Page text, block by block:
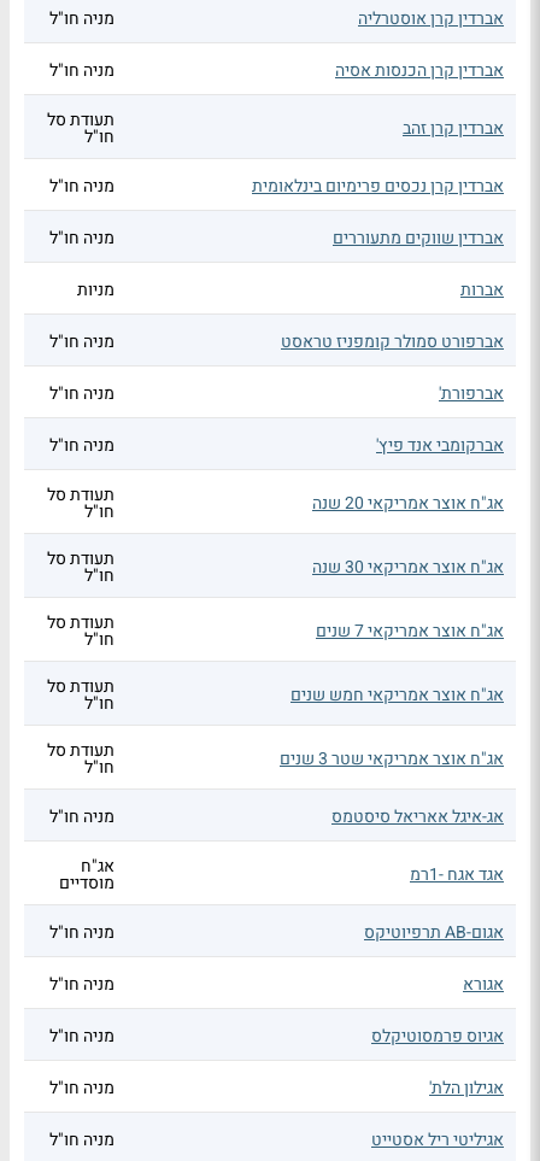
אברדין קרן אוסטרליה
מניה חו"ל
אברדין קרן הכנסות אסיה מניה חו"ל
אברדין קרן זהב תעודת סל
חו"ל
אברדין קרן נכסים פרימיום בינלאומית
מניה חו"ל
אברדין שווקים מתעוררים מניה חו"ל
אברות מניות
אברפורט סמולר קומפניז טראסט מניה חו"ל
אברפורת' מניה חו"ל
אברקומבי אנד פיץ' מניה חו"ל
אג"ח אוצר אמריקאי 20 שנה תעודת סל
חו"ל
אג"ח אוצר אמריקאי 30 שנה תעודת סל
חו"ל
אג"ח אוצר אמריקאי 7 שנים תעודת סל
חו"ל
אג"ח אוצר אמריקאי חמש שנים תעודת סל
חו"ל
אג"ח אוצר אמריקאי שטר 3 שנים תעודת סל
חו"ל
אג-איגל אאריאל סיסטמס
מניה חו"ל
אגד אגח -1רמ אג"ח
מוסדיים
אגום-AB תרפיוטיקס
מניה חו"ל
אגורא מניה חו"ל
אגיוס פרמסוטיקלס מניה חו"ל
אגילון הלת' מניה חו"ל
אגיליטי ריל אסטייט מניה חו"ל